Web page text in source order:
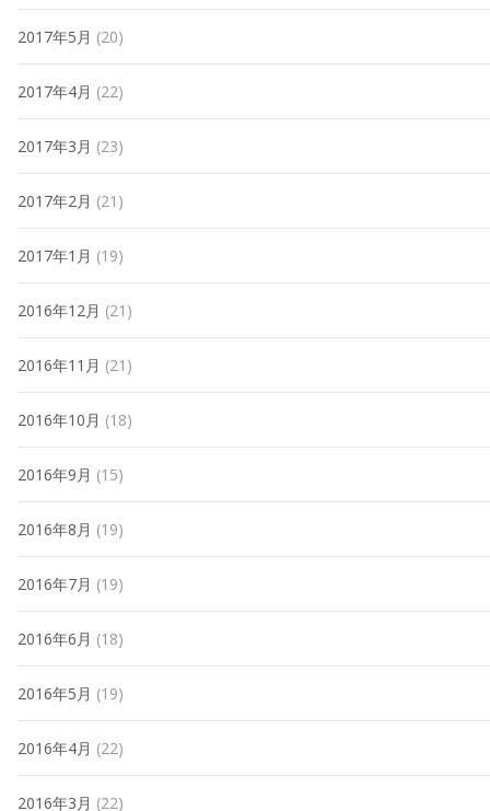
2017年5月 (20)
2017年4月 (22)
2017年3月 (23)
2017年2月 (21)
2017年1月 (19)
2016年12月 (21)
2016年11月 (21)
2016年10月 (18)
2016年9月 (15)
2016年8月 (19)
2016年7月 (19)
2016年6月 (18)
2016年5月 (19)
2016年4月 (22)
2016年3月 (22)